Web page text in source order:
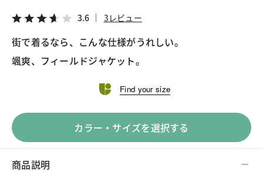
3.6 3レビュー
街で着るなら、こんな仕様がうれしい。
颯爽、フィールドジャケット。
Find your size
カラー・サイズを選択する
商品説明
LINE X